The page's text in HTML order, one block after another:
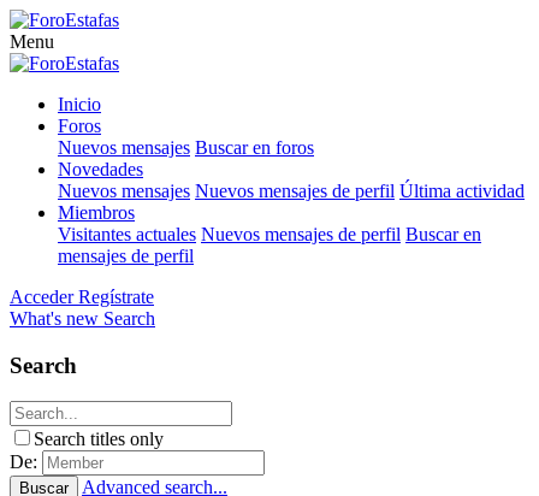
Menu
Inicio
Foros
Nuevos mensajes Buscar en foros
Novedades
Nuevos mensajes Nuevos mensajes de perfil Última actividad
Miembros
Visitantes actuales Nuevos mensajes de perfil Buscar en
mensajes de perfil
Acceder Regístrate
What's new Search
Search
Search titles only
De:
Buscar Advanced search...